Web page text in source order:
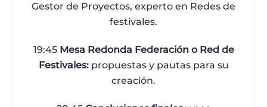
Gestor de Proyectos, experto en Redes de
festivales.
19:45 Mesa Redonda Federación o Red de
Festivales:propuestas y pautas para su
creación.